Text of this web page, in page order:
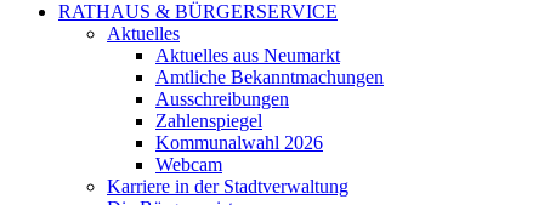
RATHAUS & BÜRGERSERVICE
Aktuelles
Aktuelles aus Neumarkt
Amtliche Bekanntmachungen
Ausschreibungen
Zahlenspiegel
Kommunalwahl 2026
Webcam
Karriere in der Stadtverwaltung